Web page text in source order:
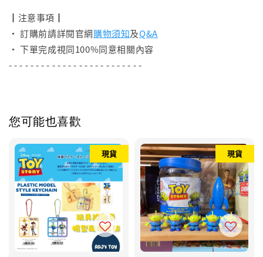
┃注意事項┃
• 訂購前請詳閱官網購物須知及Q&A
• 下單完成視同100%同意相關內容
- - - - - - - - - - - - - - - - - - - - - - - - -
您可能也喜歡
現貨 現貨